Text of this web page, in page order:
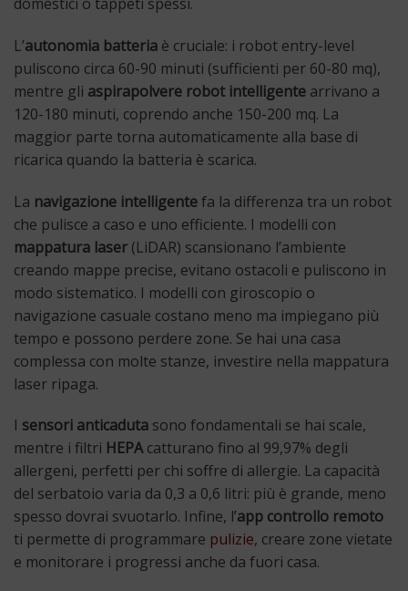
L’autonomia batteria è cruciale: i robot entry-level
puliscono circa 60-90 minuti (sufficienti per 60-80 mq),
mentre gli aspirapolvere robot intelligente arrivano a
120-180 minuti, coprendo anche 150-200 mq. La
maggior parte torna automaticamente alla base di
ricarica quando la batteria è scarica.
La navigazione intelligentefa la differenza tra un robot
che pulisce a caso e uno efficiente. I modelli con
mappatura laser (LiDAR) scansionano l’ambiente
creando mappe precise, evitano ostacoli e puliscono in
modo sistematico. I modelli con giroscopio o
navigazione casuale costano meno ma impiegano più
tempo e possono perdere zone. Se hai una casa
complessa con molte stanze, investire nella mappatura
laser ripaga.
I sensori anticaduta sono fondamentali se hai scale,
mentre i filtri HEPAcatturano fino al 99,97% degli
allergeni, perfetti per chi soffre di allergie. La capacità
del serbatoio varia da 0,3 a 0,6 litri: più è grande, meno
spesso dovrai svuotarlo. Infine, l’app controllo remoto
ti permette di programmare pulizie, creare zone vietate
e monitorare i progressi anche da fuori casa.